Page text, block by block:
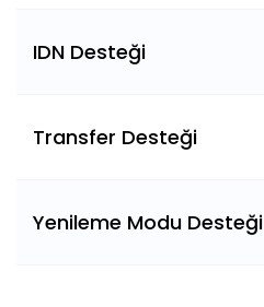
IDN Desteği
Transfer Desteği
Yenileme Modu Desteği